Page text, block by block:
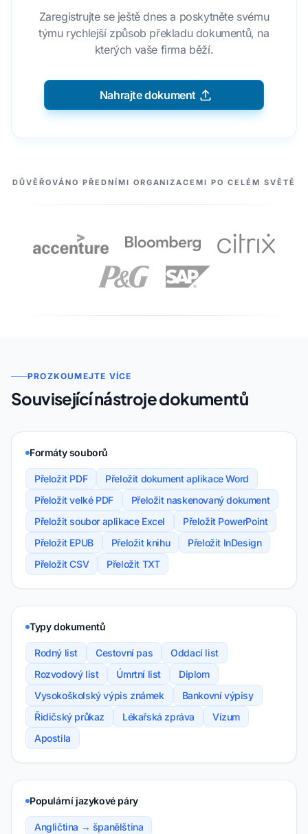
Zaregistrujte se ještě dnes a poskytněte svému
týmu rychlejší způsob překladu dokumentů, na
kterých vaše firma běží.
Nahrajte dokument
NAŠI PARTNEŘI
DŮVĚŘOVÁNO PŘEDNÍMI ORGANIZACEMI PO CELÉM SVĚTĚ
PROZKOUMEJTE VÍCE
Související nástroje dokumentů
Formáty souborů
Přeložit PDF
Přeložit dokument aplikace Word
Přeložit velké PDF
Přeložit naskenovaný dokument
Přeložit soubor aplikace Excel
Přeložit PowerPoint
Přeložit EPUB
Přeložit knihu
Přeložit InDesign
Přeložit CSV
Přeložit TXT
Typy dokumentů
Rodný list Cestovní pas
Oddací list
Rozvodový list
Úmrtní list
Diplom
Vysokoškolský výpis známek
Bankovní výpisy
Řidičský průkaz
Lékařská zpráva
Vízum
Apostila
Populární jazykové páry
Angličtina → španělština